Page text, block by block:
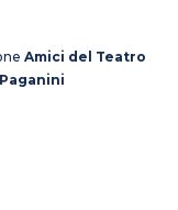
Amici del Teatro